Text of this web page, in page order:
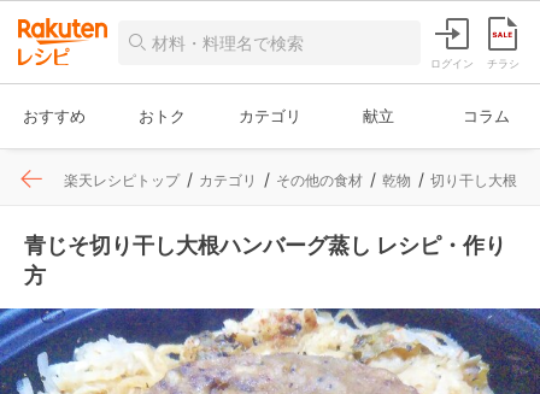
ログイン チラシ
おすすめ おトク カテゴリ 献立 コラム
楽天レシピトップ カテゴリ その他の食材 乾物 切り干し大根
青じそ切り干し大根ハンバーグ蒸し レシピ・作り
方